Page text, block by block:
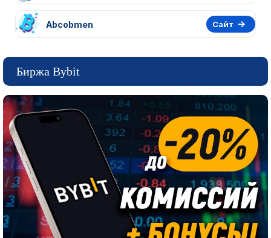
Abcobmen Сайт
Биржа Bybit